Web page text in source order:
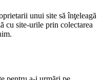
unui site să înţeleagă
cu site-urile prin colectarea